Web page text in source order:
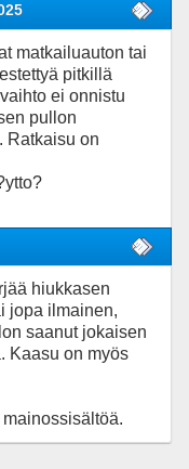
matkailuauton tai
pitkillä
ei onnistu
pullon
Ratkaisu on
hiukkasen
jopa ilmainen,
saanut jokaisen
Kaasu on myös